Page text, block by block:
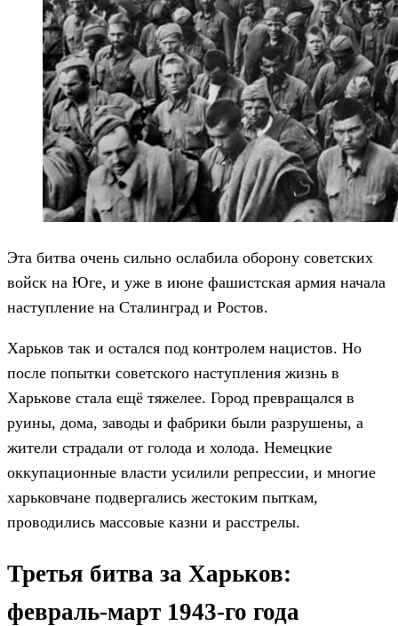
Эта битва очень сильно ослабила оборону советских
войск на Юге, и уже в июне фашистская армия начала
наступление на Сталинград и Ростов.
Харьков так и остался под контролем нацистов. Но
после попытки советского наступления жизнь в
Харькове стала ещё тяжелее. Город превращался в
руины, дома, заводы и фабрики были разрушены, а
жители страдали от голода и холода. Немецкие
оккупационные власти усилили репрессии, и многие
харьковчане подвергались жестоким пыткам,
проводились массовые казни и расстрелы.
Третья битва за Харьков:
февраль-март 1943-го года